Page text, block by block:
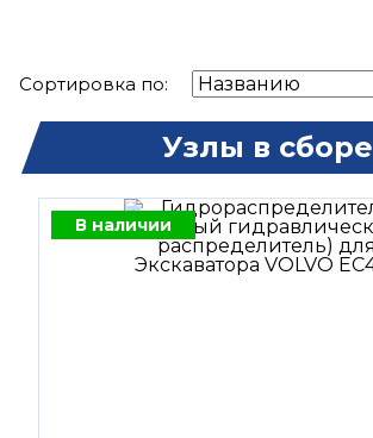
Сортировка по:
Узлы в сборе
В наличии